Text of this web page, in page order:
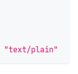
"text/plain"